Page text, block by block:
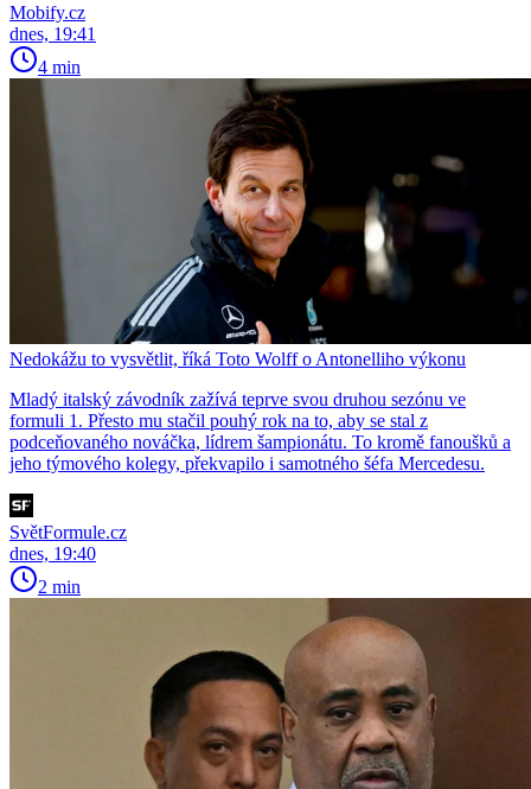
Mobify.cz
dnes, 19:41
4 min
Nedokážu to vysvětlit, říká Toto Wolff o Antonelliho výkonu
Mladý italský závodník zažívá teprve svou druhou sezónu ve
formuli 1. Přesto mu stačil pouhý rok na to, aby se stal z
podceňovaného nováčka, lídrem šampionátu. To kromě fanoušků a
jeho týmového kolegy, překvapilo i samotného šéfa Mercedesu.
SvětFormule.cz
dnes, 19:40
2 min